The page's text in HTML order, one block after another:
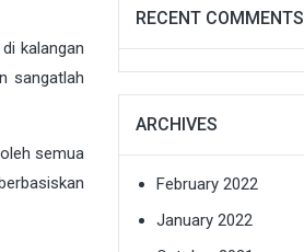
kalangan
sangatlah
semua
RECENT COMMENTS
ARCHIVES
February 2022
January 2022